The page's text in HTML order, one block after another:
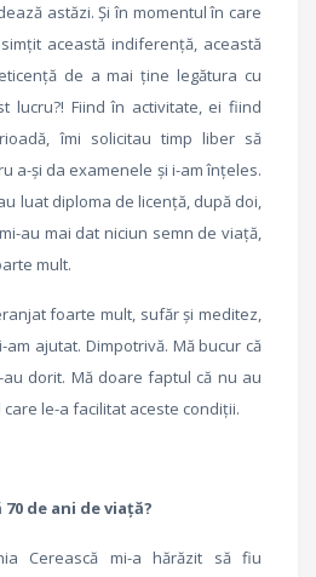
astăzi. Şi în momentul în care
această indiferenţă, această
de a mai ţine legătura cu
lucru?! Fiind în activitate, ei fiind
îmi solicitau timp liber să
a-şi da examenele şi i-am înţeles.
luat diploma de licență, după doi,
au mai dat niciun semn de viață,
mult.
foarte mult, sufăr și meditez,
am ajutat. Dimpotrivă. Mă bucur că
dorit. Mă doare faptul că nu au
le-a facilitat aceste condiții.
de ani de viață?
Cerească mi-a hărăzit să fiu